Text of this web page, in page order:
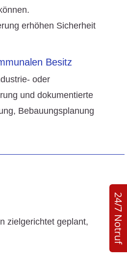
erhöhen Sicherheit
Besitz
oder
und dokumentierte
Bebauungsplanung
zielgerichtet geplant,
24/7 Notruf